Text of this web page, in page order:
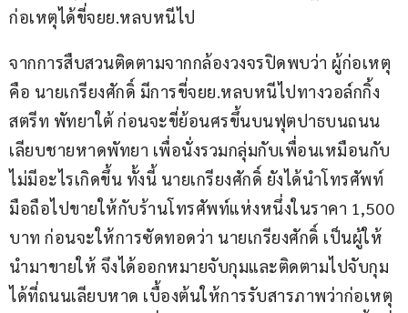
ก่อเหตุได้ขี่จยย.หลบหนีไป
จากการสืบสวนติดตามจากกล้องวงจรปิดพบว่า ผู้ก่อเหตุ
คือ นายเกรียงศักดิ์ มีการขี่จยย.หลบหนีไปทางวอล์กกิ้ง
สตรีท พัทยาใต้ ก่อนจะขี่ย้อนศรขึ้นบนฟุตปาธบนถนน
เลียบชายหาดพัทยา เพื่อนั่งรวมกลุ่มกับเพื่อนเหมือนกับ
ไม่มีอะไรเกิดขึ้น ทั้งนี้ นายเกรียงศักดิ์ ยังได้นำโทรศัพท์
มือถือไปขายให้กับร้านโทรศัพท์แห่งหนึ่งในราคา 1,500
บาท ก่อนจะให้การซัดทอดว่า นายเกรียงศักดิ์ เป็นผู้ให้
นำมาขายให้ จึงได้ออกหมายจับกุมและติดตามไปจับกุม
ได้ที่ถนนเลียบหาด เบื้องต้นให้การรับสารภาพว่าก่อเหตุ